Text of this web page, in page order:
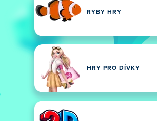
RYBY HRY
HRY PRO DÍVKY